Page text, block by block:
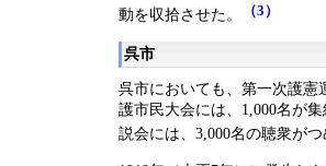
動を収拾させた。
（3）
呉市
呉市においても、第一次護憲
護市民大会には、1,000名が
説会には、3,000名の聴衆が